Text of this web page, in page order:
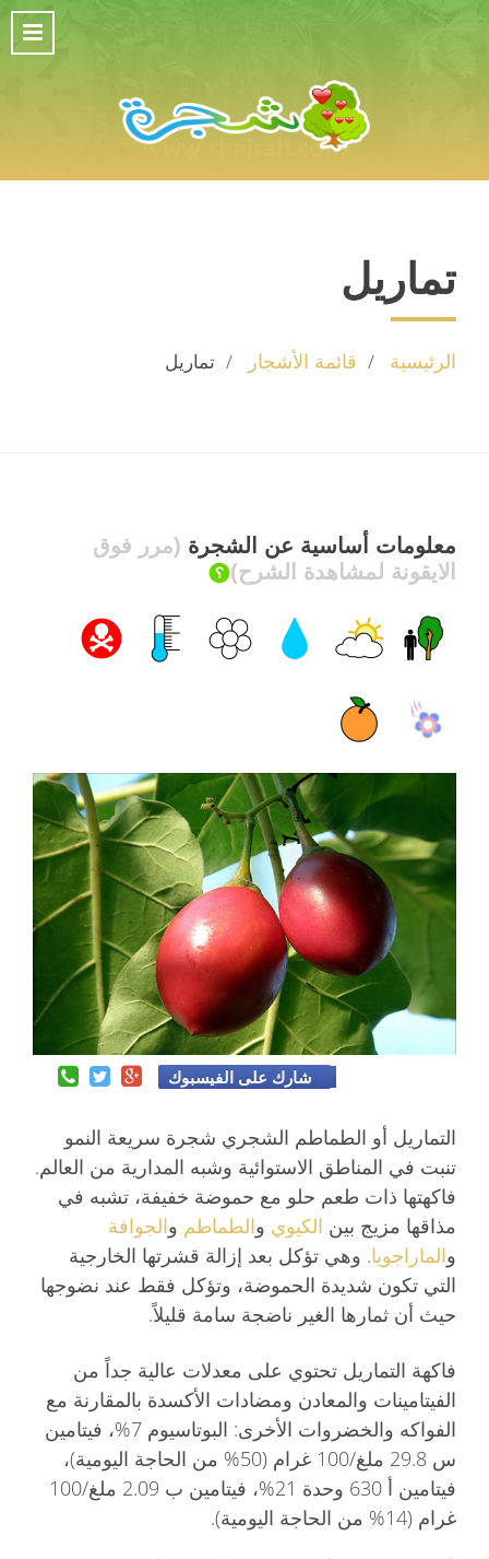
تماريل
الرئيسية قائمة الأشجار تماريل
معلومات أساسية عن الشجرة (مرر فوق
الايقونة لمشاهدة الشرح)
شارك على الفيسبوك
التماريل أو الطماطم الشجري شجرة سريعة النمو
تنبت في المناطق الاستوائية وشبه المدارية من العالم.
فاكهتها ذات طعم حلو مع حموضة خفيفة، تشبه في
مذاقها مزيج بين الكيوي والطماطم والجوافة
والماراجويا. وهي تؤكل بعد إزالة قشرتها الخارجية
التي تكون شديدة الحموضة، وتؤكل فقط عند نضوجها
حيث أن ثمارها الغير ناضجة سامة قليلاً.
فاكهة التماريل تحتوي على معدلات عالية جداً من
الفيتامينات والمعادن ومضادات الأكسدة بالمقارنة مع
الفواكه والخضروات الأخرى: البوتاسيوم 7%، فيتامين
س 29.8 ملغ/100 غرام (50% من الحاجة اليومية)،
فيتامين أ 630 وحدة 21%، فيتامين ب 2.09 ملغ/100
غرام (14% من الحاجة اليومية).